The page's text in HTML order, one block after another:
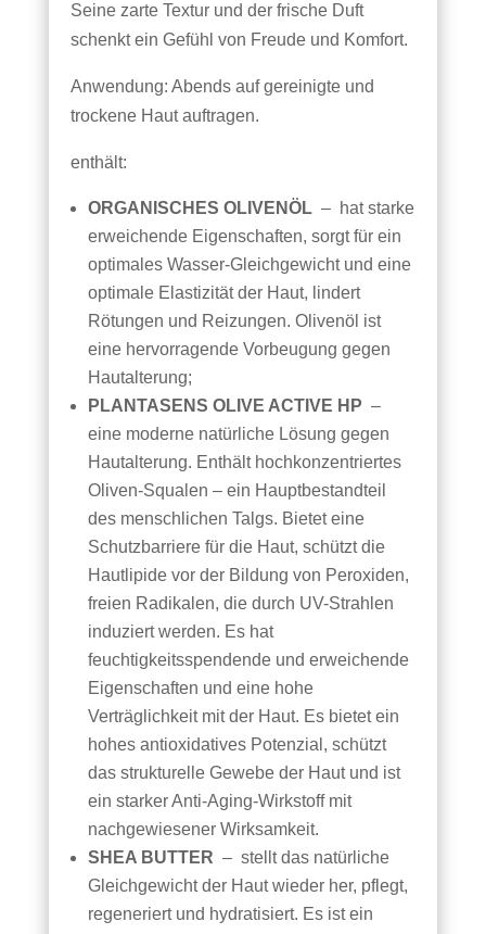
Seine zarte Textur und der frische Duft
schenkt ein Gefühl von Freude und Komfort.
Anwendung: Abends auf gereinigte und
trockene Haut auftragen.
enthält:
ORGANISCHES OLIVENÖL – hat starke
erweichende Eigenschaften, sorgt für ein
optimales Wasser-Gleichgewicht und eine
optimale Elastizität der Haut, lindert
Rötungen und Reizungen. Olivenöl ist
eine hervorragende Vorbeugung gegen
Hautalterung;
PLANTASENS OLIVE ACTIVE HP –
eine moderne natürliche Lösung gegen
Hautalterung. Enthält hochkonzentriertes
Oliven-Squalen – ein Hauptbestandteil
des menschlichen Talgs. Bietet eine
Schutzbarriere für die Haut, schützt die
Hautlipide vor der Bildung von Peroxiden,
freien Radikalen, die durch UV-Strahlen
induziert werden. Es hat
feuchtigkeitsspendende und erweichende
Eigenschaften und eine hohe
Verträglichkeit mit der Haut. Es bietet ein
hohes antioxidatives Potenzial, schützt
das strukturelle Gewebe der Haut und ist
ein starker Anti-Aging-Wirkstoff mit
nachgewiesener Wirksamkeit.
SHEA BUTTER – stellt das natürliche
Gleichgewicht der Haut wieder her, pflegt,
regeneriert und hydratisiert. Es ist ein